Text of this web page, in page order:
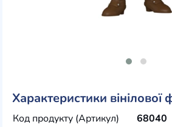
Характеристики вінілової
Код продукту (Артикул)
68040